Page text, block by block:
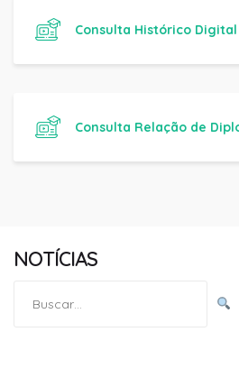
Consulta Histórico Digital
Consulta Relação de
NOTÍCIAS
por: